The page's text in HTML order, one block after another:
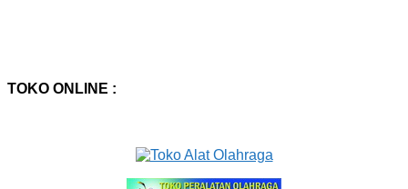
TOKO ONLINE :